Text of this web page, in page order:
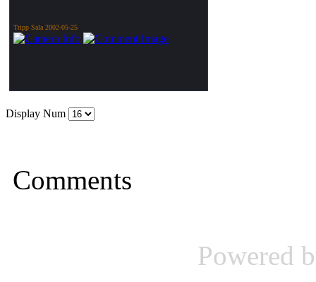
Tripp Sala 2002-05-25
Display Num
Comments
Powered